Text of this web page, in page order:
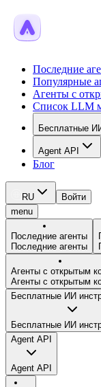
Последние
Популярные
Агенты с
Список LLM
Бесплатные
Agent API
Блог
RU
Войти
menu
Последние агенты
Последние агенты
Агенты с открытым
Агенты с открытым
Бесплатные ИИ
Бесплатные ИИ
Agent API
Agent API